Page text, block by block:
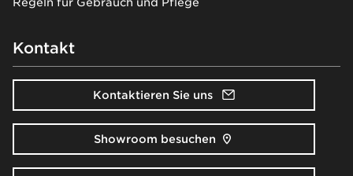
Kontakt
Kontaktieren Sie uns
Showroom besuchen